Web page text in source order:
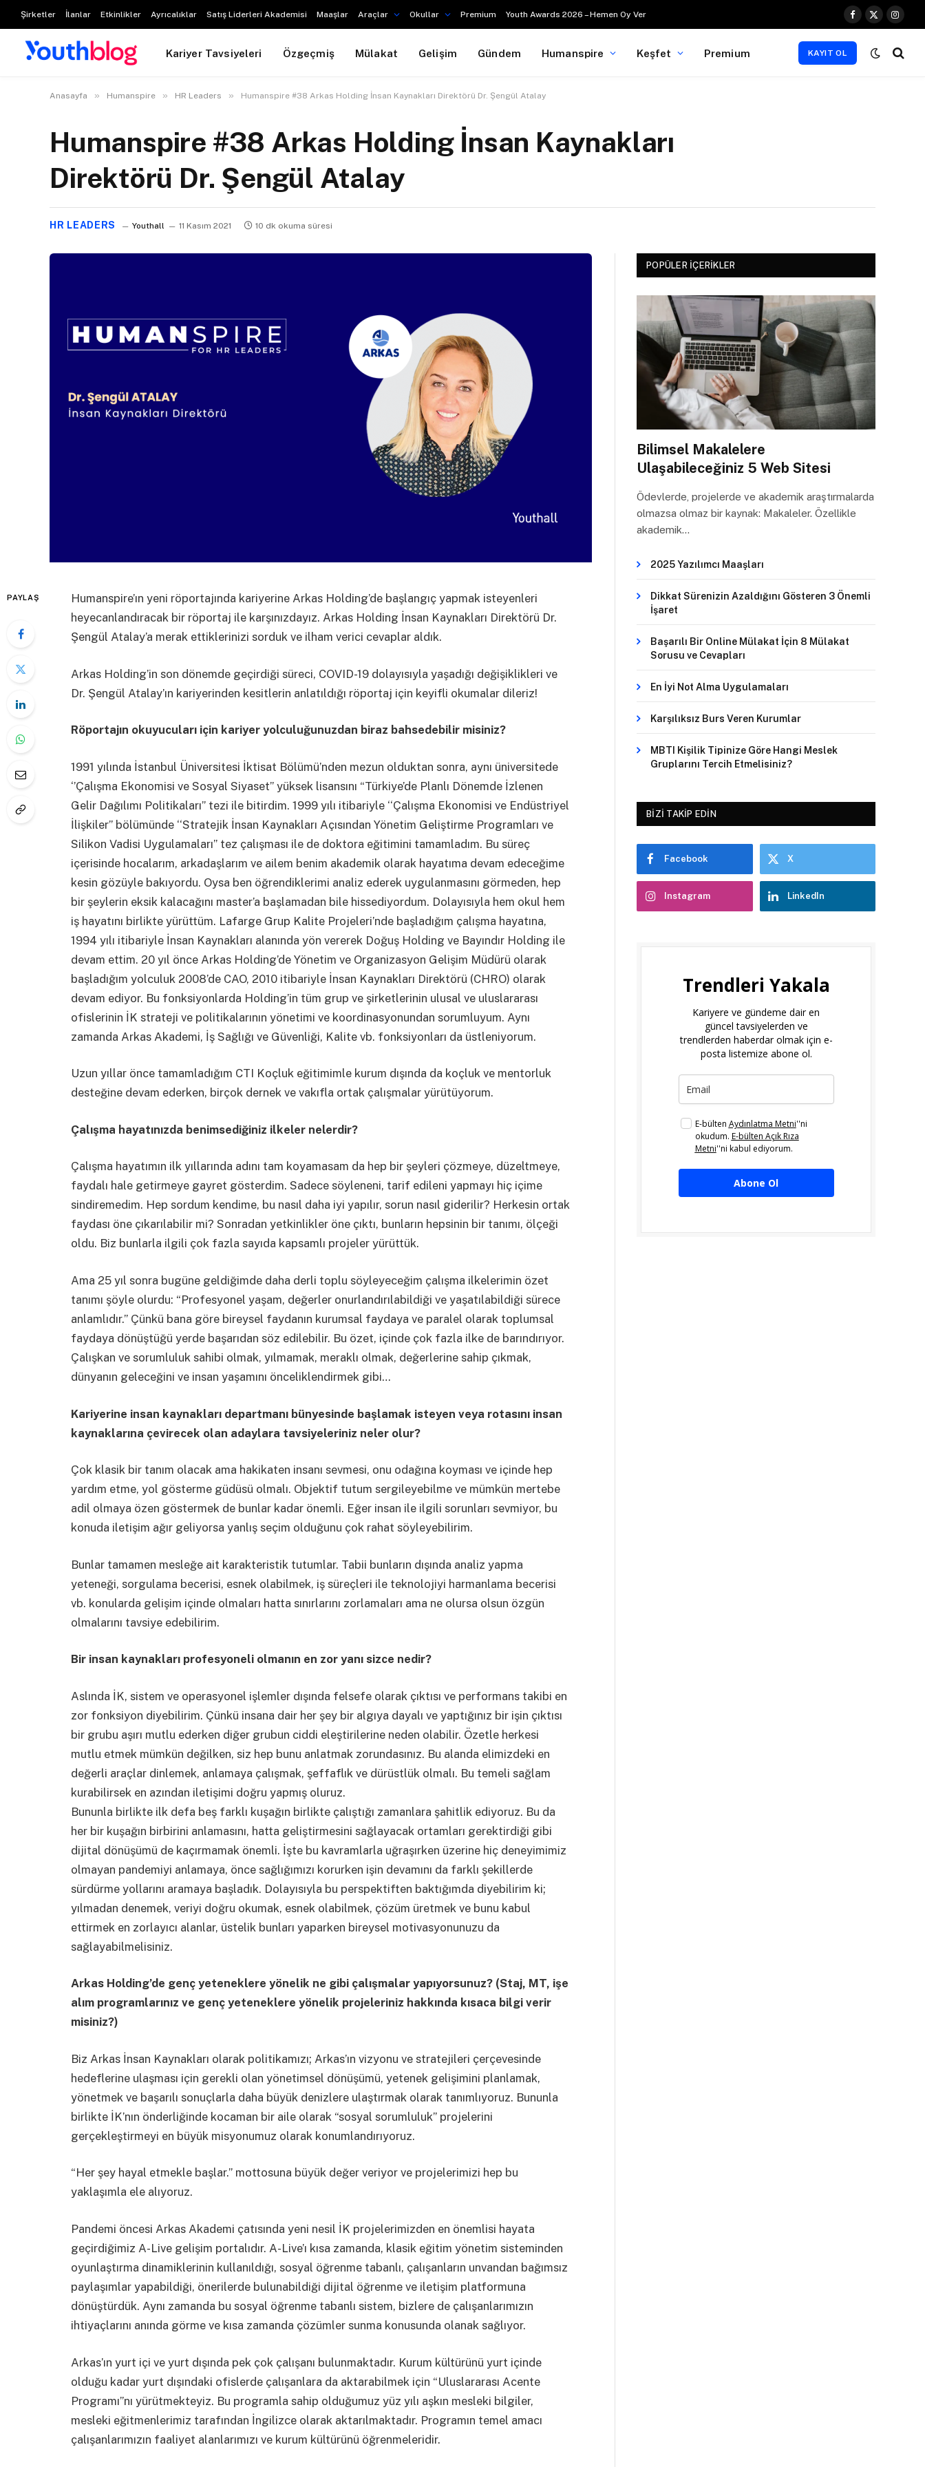
Şirketler İlanlar Etkinlikler Ayrıcalıklar Satış Liderleri Akademisi Maaşlar Araçlar Okullar Premium Youth Awards 2026 – Hemen Oy Ver
Facebook
X
Kariyer Tavsiyeleri Özgeçmiş Mülakat Gelişim Gündem Humanspire Keşfet Premium KAYIT OL
Anasayfa » Humanspire » HR Leaders » Humanspire #38 Arkas Holding İnsan Kaynakları Direktörü Dr. Şengül Atalay
Humanspire #38 Arkas Holding İnsan Kaynakları
Direktörü Dr. Şengül Atalay
HR LEADERS Youthall 11 Kasım 2021 10 dk okuma süresi
PAYLAŞ
Humanspire’ın yeni röportajında kariyerine Arkas Holding’de başlangıç yapmak isteyenleri
heyecanlandıracak bir röportaj ile karşınızdayız. Arkas Holding İnsan Kaynakları Direktörü Dr.
Şengül Atalay’a merak ettiklerinizi sorduk ve ilham verici cevaplar aldık.
Arkas Holding’in son dönemde geçirdiği süreci, COVID-19 dolayısıyla yaşadığı değişiklikleri ve
Dr. Şengül Atalay’ın kariyerinden kesitlerin anlatıldığı röportaj için keyifli okumalar dileriz!
Röportajın okuyucuları için kariyer yolculuğunuzdan biraz bahsedebilir misiniz?
1991 yılında İstanbul Üniversitesi İktisat Bölümü’nden mezun olduktan sonra, aynı üniversitede
‘’Çalışma Ekonomisi ve Sosyal Siyaset’’ yüksek lisansını “Türkiye’de Planlı Dönemde İzlenen
Gelir Dağılımı Politikaları” tezi ile bitirdim. 1999 yılı itibariyle ‘‘Çalışma Ekonomisi ve Endüstriyel
İlişkiler’’ bölümünde ‘‘Stratejik İnsan Kaynakları Açısından Yönetim Geliştirme Programları ve
Silikon Vadisi Uygulamaları’’ tez çalışması ile de doktora eğitimini tamamladım. Bu süreç
içerisinde hocalarım, arkadaşlarım ve ailem benim akademik olarak hayatıma devam edeceğime
kesin gözüyle bakıyordu. Oysa ben öğrendiklerimi analiz ederek uygulanmasını görmeden, hep
bir şeylerin eksik kalacağını master’a başlamadan bile hissediyordum. Dolayısıyla hem okul hem
iş hayatını birlikte yürüttüm. Lafarge Grup Kalite Projeleri’nde başladığım çalışma hayatına,
1994 yılı itibariyle İnsan Kaynakları alanında yön vererek Doğuş Holding ve Bayındır Holding ile
devam ettim. 20 yıl önce Arkas Holding’de Yönetim ve Organizasyon Gelişim Müdürü olarak
başladığım yolculuk 2008’de CAO, 2010 itibariyle İnsan Kaynakları Direktörü (CHRO) olarak
devam ediyor. Bu fonksiyonlarda Holding’in tüm grup ve şirketlerinin ulusal ve uluslararası
ofislerinin İK strateji ve politikalarının yönetimi ve koordinasyonundan sorumluyum. Aynı
zamanda Arkas Akademi, İş Sağlığı ve Güvenliği, Kalite vb. fonksiyonları da üstleniyorum.
Uzun yıllar önce tamamladığım CTI Koçluk eğitimimle kurum dışında da koçluk ve mentorluk
desteğine devam ederken, birçok dernek ve vakıfla ortak çalışmalar yürütüyorum.
Çalışma hayatınızda benimsediğiniz ilkeler nelerdir?
Çalışma hayatımın ilk yıllarında adını tam koyamasam da hep bir şeyleri çözmeye, düzeltmeye,
faydalı hale getirmeye gayret gösterdim. Sadece söyleneni, tarif edileni yapmayı hiç içime
sindiremedim. Hep sordum kendime, bu nasıl daha iyi yapılır, sorun nasıl giderilir? Herkesin ortak
faydası öne çıkarılabilir mi? Sonradan yetkinlikler öne çıktı, bunların hepsinin bir tanımı, ölçeği
oldu. Biz bunlarla ilgili çok fazla sayıda kapsamlı projeler yürüttük.
Ama 25 yıl sonra bugüne geldiğimde daha derli toplu söyleyeceğim çalışma ilkelerimin özet
tanımı şöyle olurdu: “Profesyonel yaşam, değerler onurlandırılabildiği ve yaşatılabildiği sürece
anlamlıdır.” Çünkü bana göre bireysel faydanın kurumsal faydaya ve paralel olarak toplumsal
faydaya dönüştüğü yerde başarıdan söz edilebilir. Bu özet, içinde çok fazla ilke de barındırıyor.
Çalışkan ve sorumluluk sahibi olmak, yılmamak, meraklı olmak, değerlerine sahip çıkmak,
dünyanın geleceğini ve insan yaşamını önceliklendirmek gibi…
Kariyerine insan kaynakları departmanı bünyesinde başlamak isteyen veya rotasını insan
kaynaklarına çevirecek olan adaylara tavsiyeleriniz neler olur?
Çok klasik bir tanım olacak ama hakikaten insanı sevmesi, onu odağına koyması ve içinde hep
yardım etme, yol gösterme güdüsü olmalı. Objektif tutum sergileyebilme ve mümkün mertebe
adil olmaya özen göstermek de bunlar kadar önemli. Eğer insan ile ilgili sorunları sevmiyor, bu
konuda iletişim ağır geliyorsa yanlış seçim olduğunu çok rahat söyleyebilirim.
Bunlar tamamen mesleğe ait karakteristik tutumlar. Tabii bunların dışında analiz yapma
yeteneği, sorgulama becerisi, esnek olabilmek, iş süreçleri ile teknolojiyi harmanlama becerisi
vb. konularda gelişim içinde olmaları hatta sınırlarını zorlamaları ama ne olursa olsun özgün
olmalarını tavsiye edebilirim.
Bir insan kaynakları profesyoneli olmanın en zor yanı sizce nedir?
Aslında İK, sistem ve operasyonel işlemler dışında felsefe olarak çıktısı ve performans takibi en
zor fonksiyon diyebilirim. Çünkü insana dair her şey bir algıya dayalı ve yaptığınız bir işin çıktısı
bir grubu aşırı mutlu ederken diğer grubun ciddi eleştirilerine neden olabilir. Özetle herkesi
mutlu etmek mümkün değilken, siz hep bunu anlatmak zorundasınız. Bu alanda elimizdeki en
değerli araçlar dinlemek, anlamaya çalışmak, şeffaflık ve dürüstlük olmalı. Bu temeli sağlam
kurabilirsek en azından iletişimi doğru yapmış oluruz.
Bununla birlikte ilk defa beş farklı kuşağın birlikte çalıştığı zamanlara şahitlik ediyoruz. Bu da
her bir kuşağın birbirini anlamasını, hatta geliştirmesini sağlayacak ortamları gerektirdiği gibi
dijital dönüşümü de kaçırmamak önemli. İşte bu kavramlarla uğraşırken üzerine hiç deneyimimiz
olmayan pandemiyi anlamaya, önce sağlığımızı korurken işin devamını da farklı şekillerde
sürdürme yollarını aramaya başladık. Dolayısıyla bu perspektiften baktığımda diyebilirim ki;
yılmadan denemek, veriyi doğru okumak, esnek olabilmek, çözüm üretmek ve bunu kabul
ettirmek en zorlayıcı alanlar, üstelik bunları yaparken bireysel motivasyonunuzu da
sağlayabilmelisiniz.
Arkas Holding’de genç yeteneklere yönelik ne gibi çalışmalar yapıyorsunuz? (Staj, MT, işe
alım programlarınız ve genç yeteneklere yönelik projeleriniz hakkında kısaca bilgi verir
misiniz?)
Biz Arkas İnsan Kaynakları olarak politikamızı; Arkas’ın vizyonu ve stratejileri çerçevesinde
hedeflerine ulaşması için gerekli olan yönetimsel dönüşümü, yetenek gelişimini planlamak,
yönetmek ve başarılı sonuçlarla daha büyük denizlere ulaştırmak olarak tanımlıyoruz. Bununla
birlikte İK’nın önderliğinde kocaman bir aile olarak “sosyal sorumluluk” projelerini
gerçekleştirmeyi en büyük misyonumuz olarak konumlandırıyoruz.
“Her şey hayal etmekle başlar.” mottosuna büyük değer veriyor ve projelerimizi hep bu
yaklaşımla ele alıyoruz.
Pandemi öncesi Arkas Akademi çatısında yeni nesil İK projelerimizden en önemlisi hayata
geçirdiğimiz A-Live gelişim portalıdır. A-Live’ı kısa zamanda, klasik eğitim yönetim sisteminden
oyunlaştırma dinamiklerinin kullanıldığı, sosyal öğrenme tabanlı, çalışanların unvandan bağımsız
paylaşımlar yapabildiği, önerilerde bulunabildiği dijital öğrenme ve iletişim platformuna
dönüştürdük. Aynı zamanda bu sosyal öğrenme tabanlı sistem, bizlere de çalışanlarımızın
ihtiyaçlarını anında görme ve kısa zamanda çözümler sunma konusunda olanak sağlıyor.
Arkas’ın yurt içi ve yurt dışında pek çok çalışanı bulunmaktadır. Kurum kültürünü yurt içinde
olduğu kadar yurt dışındaki ofislerde çalışanlara da aktarabilmek için “Uluslararası Acente
Programı”nı yürütmekteyiz. Bu programla sahip olduğumuz yüz yılı aşkın mesleki bilgiler,
mesleki eğitmenlerimiz tarafından İngilizce olarak aktarılmaktadır. Programın temel amacı
çalışanlarımızın faaliyet alanlarımızı ve kurum kültürünü öğrenmeleridir.
POPÜLER İÇERIKLER
Bilimsel Makalelere
Ulaşabileceğiniz 5 Web Sitesi
Ödevlerde, projelerde ve akademik araştırmalarda
olmazsa olmaz bir kaynak: Makaleler. Özellikle
akademik…
2025 Yazılımcı Maaşları
Dikkat Sürenizin Azaldığını Gösteren 3 Önemli
İşaret
Başarılı Bir Online Mülakat İçin 8 Mülakat
Sorusu ve Cevapları
En İyi Not Alma Uygulamaları
Karşılıksız Burs Veren Kurumlar
MBTI Kişilik Tipinize Göre Hangi Meslek
Gruplarını Tercih Etmelisiniz?
BIZI TAKIP EDIN
Facebook X
Instagram LinkedIn
Trendleri Yakala
Kariyere ve gündeme dair en
güncel tavsiyelerden ve
trendlerden haberdar olmak için e-
posta listemize abone ol.
E-bülten Aydınlatma Metni''ni
okudum. E-bülten Açık Rıza
Metni''ni kabul ediyorum.
Abone Ol